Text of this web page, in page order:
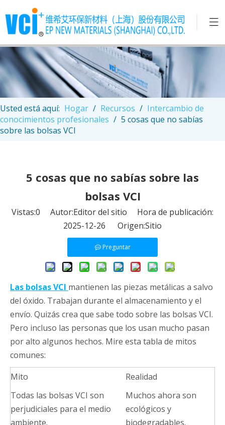
Usted está aquí: Hogar / Recursos / Intercambio de
conocimientos profesionales / 5 cosas que no sabías
sobre las bolsas VCI
5 cosas que no sabías sobre las
bolsas VCI
Vistas:0 Autor:Editor del sitio Hora de publicación:
2025-12-26 Origen:Sitio
Preguntar
Las bolsas VCI mantienen las piezas metálicas a salvo
del óxido. Trabajan durante el almacenamiento y el
envío. Quizás crea que sabe todo sobre las bolsas VCI.
Pero incluso las personas que los usan mucho pasan
por alto algunos hechos. Mire esta tabla de mitos
comunes:
Mito
Realidad
Todas las bolsas VCI son
perjudiciales para el medio
ambiente.
Muchos ahora son
ecológicos y
biodegradables.